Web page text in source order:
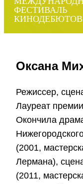
ФЕСТИВАЛЬ
КИНОДЕБЮТОВ
Оксана
Режиссер,
Лауреат
Окончила
(2001,
Лермана),
(2011,